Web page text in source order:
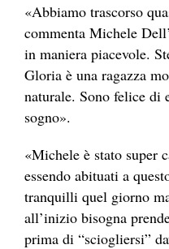
«Abbiamo trascorso
commenta Michele
in maniera piacevole.
Gloria è una ragazza
naturale. Sono felice di
sogno».
«Michele è stato super
essendo abituati a
tranquilli quel giorno
all’inizio bisogna
prima di “sciogliersi”